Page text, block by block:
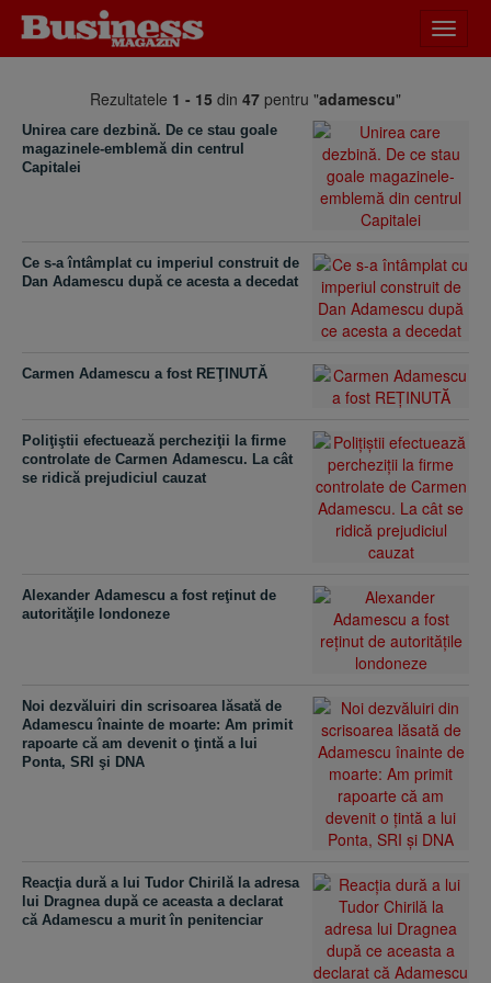
meniu
Rezultatele 1 - 15 din 47 pentru "adamescu"
Unirea care dezbină. De ce stau goale
magazinele-emblemă din centrul
Capitalei
Ce s-a întâmplat cu imperiul construit de
Dan Adamescu după ce acesta a decedat
Carmen Adamescu a fost REŢINUTĂ
Poliţiştii efectuează percheziţii la firme
controlate de Carmen Adamescu. La cât
se ridică prejudiciul cauzat
Alexander Adamescu a fost reţinut de
autorităţile londoneze
Noi dezvăluiri din scrisoarea lăsată de
Adamescu înainte de moarte: Am primit
rapoarte că am devenit o ţintă a lui
Ponta, SRI şi DNA
Reacţia dură a lui Tudor Chirilă la adresa
lui Dragnea după ce aceasta a declarat
că Adamescu a murit în penitenciar